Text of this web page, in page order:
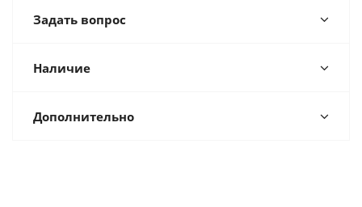
Задать вопрос
Наличие
Дополнительно